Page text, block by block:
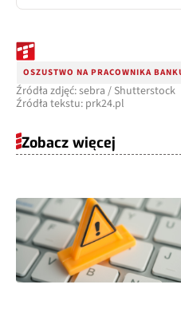
OSZUSTWO NA PRACOWNIKA
Źródła zdjęć: sebra / Shutterstock
Źródła tekstu: prk24.pl
Zobacz więcej